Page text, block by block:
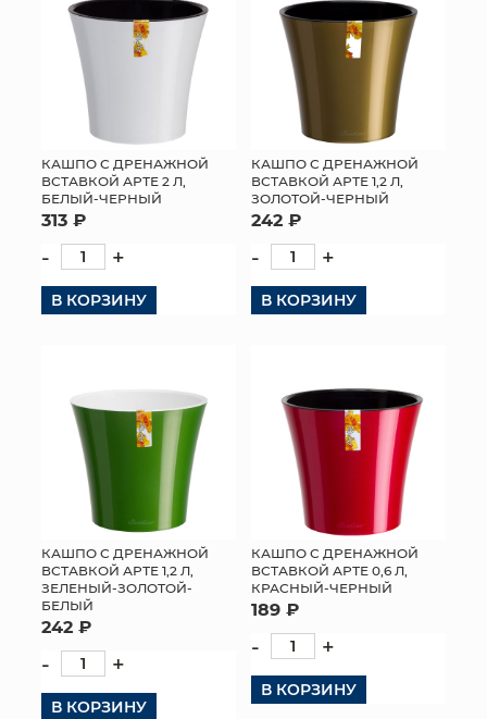
КАШПО С ДРЕНАЖНОЙ
ВСТАВКОЙ АРТЕ 2 Л,
БЕЛЫЙ-ЧЕРНЫЙ
313 ₽
- +
В КОРЗИНУ
КАШПО С ДРЕНАЖНОЙ
ВСТАВКОЙ АРТЕ 1,2 Л,
ЗОЛОТОЙ-ЧЕРНЫЙ
242 ₽
- +
В КОРЗИНУ
КАШПО С ДРЕНАЖНОЙ
ВСТАВКОЙ АРТЕ 1,2 Л,
ЗЕЛЕНЫЙ-ЗОЛОТОЙ-
БЕЛЫЙ
242 ₽
- +
В КОРЗИНУ
КАШПО С ДРЕНАЖНОЙ
ВСТАВКОЙ АРТЕ 0,6 Л,
КРАСНЫЙ-ЧЕРНЫЙ
189 ₽
- +
В КОРЗИНУ